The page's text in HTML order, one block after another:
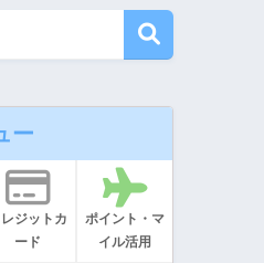
ー
ジットカ
ード
ポイント・マ
イル活用